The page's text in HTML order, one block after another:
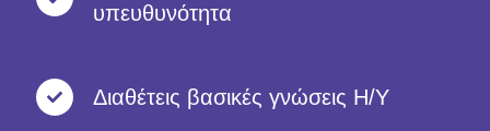
υπευθυνότητα
Διαθέτεις βασικές γνώσεις Η/Υ